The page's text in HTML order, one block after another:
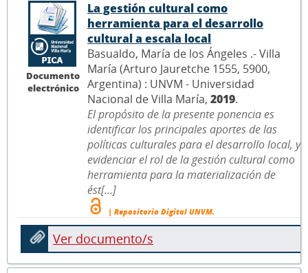
Documento
electrónico
La gestión cultural como
herramienta para el desarrollo
cultural a escala local
Basualdo, María de los Ángeles .- Villa
María (Arturo Jauretche 1555, 5900,
Argentina) : UNVM - Universidad
Nacional de Villa María, 2019.
El propósito de la presente ponencia es
identificar los principales aportes de las
políticas culturales para el desarrollo local, y
evidenciar el rol de la gestión cultural como
herramienta para la materialización de
ést[...]
| Repositorio Digital UNVM.
Ver documento/s